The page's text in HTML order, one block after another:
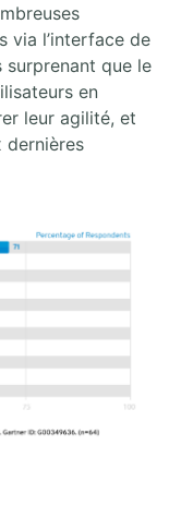
via l’interface de
surprenant que le
en
leur agilité, et
dernières